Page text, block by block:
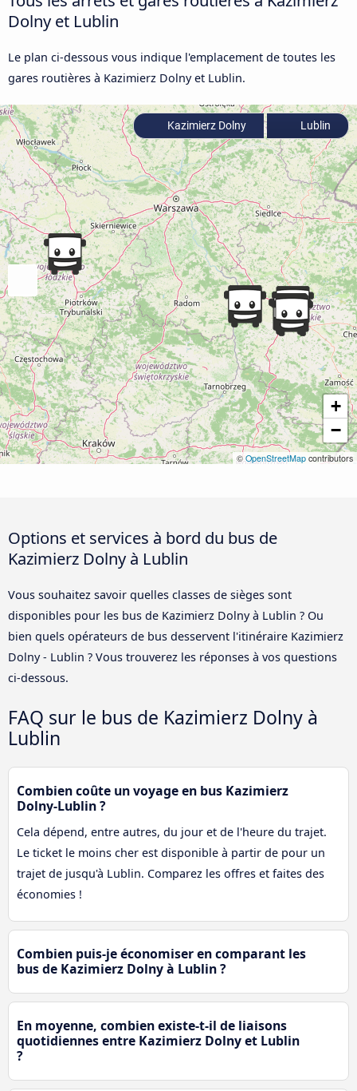
Dolny et Lublin
Le plan ci-dessous vous indique l'emplacement de toutes les
gares routières à Kazimierz Dolny et Lublin.
+
−
© OpenStreetMap contributors
Kazimierz Dolny Lublin
Options et services à bord du bus de
Kazimierz Dolny à Lublin
Vous souhaitez savoir quelles classes de sièges sont
disponibles pour les bus de Kazimierz Dolny à Lublin ? Ou
bien quels opérateurs de bus desservent l'itinéraire Kazimierz
Dolny - Lublin ? Vous trouverez les réponses à vos questions
ci-dessous.
FAQ sur le bus de Kazimierz Dolny à
Lublin
Combien coûte un voyage en bus Kazimierz
Dolny-Lublin ?
Cela dépend, entre autres, du jour et de l'heure du trajet.
Le ticket le moins cher est disponible à partir de pour un
trajet de jusqu'à Lublin. Comparez les offres et faites des
économies !
Combien puis-je économiser en comparant les
bus de Kazimierz Dolny à Lublin ?
En moyenne, combien existe-t-il de liaisons
quotidiennes entre Kazimierz Dolny et Lublin
?